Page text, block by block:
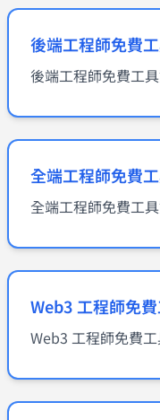
後端工程師免費
後端工程師免費工
全端工程師免費
全端工程師免費工
Web3 工程師免
Web3 工程師免費